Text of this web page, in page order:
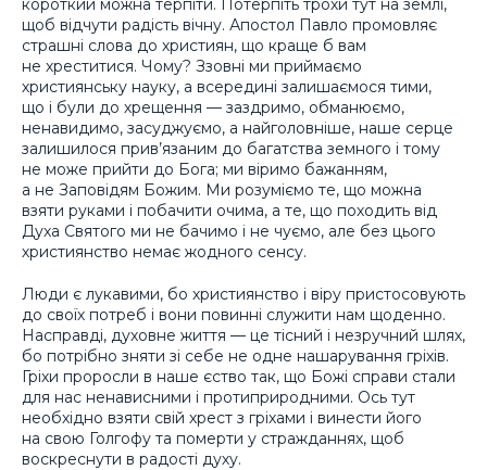
короткий можна терпіти. Потерпіть трохи тут на землі,
щоб відчути радість вічну. Апостол Павло промовляє
страшні слова до християн, що краще б вам
не хреститися. Чому? Ззовні ми приймаємо
християнську науку, а всередині залишаємося тими,
що і були до хрещення — заздримо, обманюємо,
ненавидимо, засуджуємо, а найголовніше, наше серце
залишилося прив’язаним до багатства земного і тому
не може прийти до Бога; ми віримо бажанням,
а не Заповідям Божим. Ми розуміємо те, що можна
взяти руками і побачити очима, а те, що походить від
Духа Святого ми не бачимо і не чуємо, але без цього
християнство немає жодного сенсу.
Люди є лукавими, бо християнство і віру пристосовують
до своїх потреб і вони повинні служити нам щоденно.
Насправді, духовне життя — це тісний і незручний шлях,
бо потрібно зняти зі себе не одне нашарування гріхів.
Гріхи проросли в наше єство так, що Божі справи стали
для нас ненависними і протиприродними. Ось тут
необхідно взяти свій хрест з гріхами і винести його
на свою Голгофу та померти у стражданнях, щоб
воскреснути в радості духу.